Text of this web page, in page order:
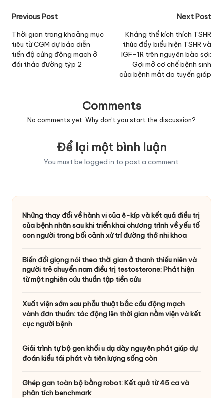
Post
navigation
Previous Post
Thời gian trong khoảng mục
tiêu từ CGM dự báo diễn
tiến độ cứng động mạch ở
đái tháo đường týp 2
Next Post
Kháng thể kích thích TSHR
thúc đẩy biểu hiện TSHR và
IGF-1R trên nguyên bào sợi:
Gợi mở cơ chế bệnh sinh
của bệnh mắt do tuyến giáp
Comments
No comments yet. Why don’t you start the discussion?
Để lại một bình luận
You must be logged in to post a comment.
Những thay đổi về hành vi của ê-kíp và kết quả điều trị
của bệnh nhân sau khi triển khai chương trình về yếu tố
con người trong bối cảnh xử trí đường thở nhi khoa
Biến đổi giọng nói theo thời gian ở thanh thiếu niên và
người trẻ chuyển nam điều trị testosterone: Phát hiện
từ một nghiên cứu thuần tập tiền cứu
Xuất viện sớm sau phẫu thuật bắc cầu động mạch
vành đơn thuần: tác động lên thời gian nằm viện và kết
cục người bệnh
Giải trình tự bộ gen khối u dạ dày nguyên phát giúp dự
đoán kiểu tái phát và tiên lượng sống còn
Ghép gan toàn bộ bằng robot: Kết quả từ 45 ca và
phân tích benchmark